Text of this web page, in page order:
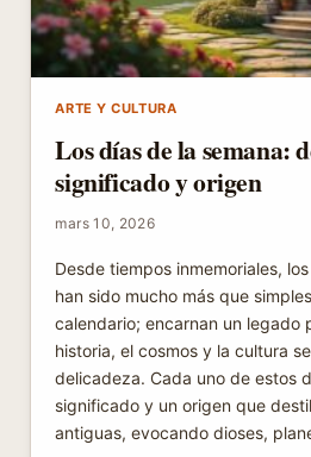
ARTE Y CULTURA
Los días de la semana:
significado y origen
mars 10, 2026
Desde tiempos inmemoriales,
han sido mucho más que
calendario; encarnan un legado
historia, el cosmos y la cultura
delicadeza. Cada uno de estos
significado y un origen que
antiguas, evocando dioses,